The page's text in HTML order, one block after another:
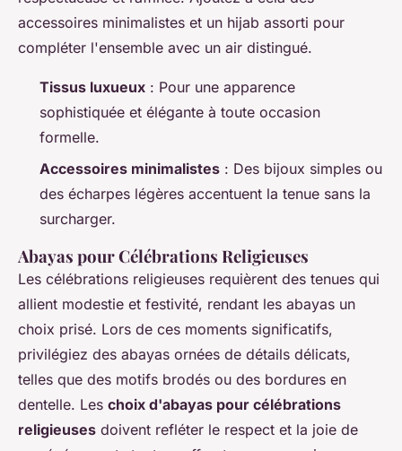
accessoires minimalistes et un hijab assorti pour
compléter l'ensemble avec un air distingué.
Tissus luxueux : Pour une apparence
sophistiquée et élégante à toute occasion
formelle.
Accessoires minimalistes : Des bijoux simples ou
des écharpes légères accentuent la tenue sans la
surcharger.
Abayas pour Célébrations Religieuses
Les célébrations religieuses requièrent des tenues qui
allient modestie et festivité, rendant les abayas un
choix prisé. Lors de ces moments significatifs,
privilégiez des abayas ornées de détails délicats,
telles que des motifs brodés ou des bordures en
dentelle. Les choix d'abayas pour célébrations
religieuses doivent refléter le respect et la joie de